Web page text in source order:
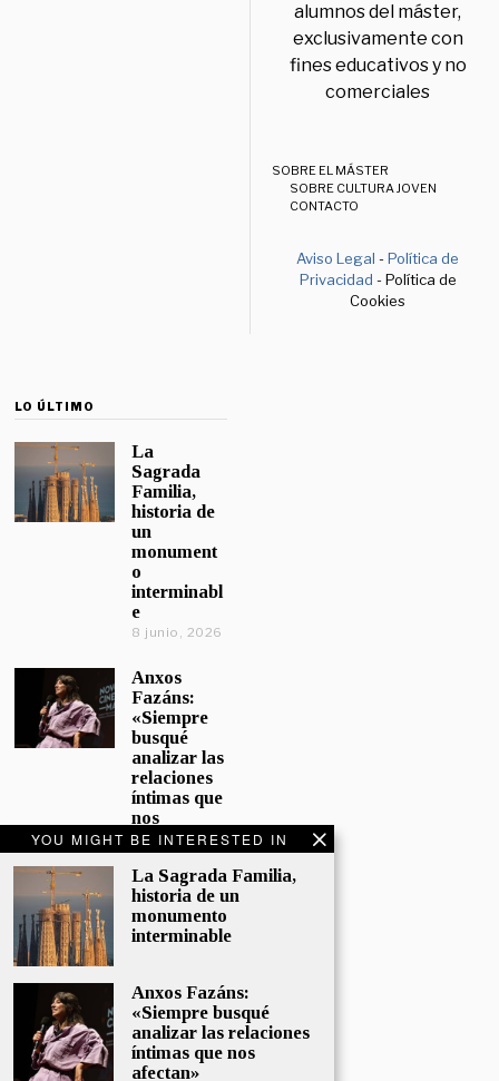
YOU MIGHT BE INTERESTED IN
La Sagrada Familia,
historia de un
monumento
interminable
Anxos Fazáns:
«Siempre busqué
analizar las relaciones
íntimas que nos
afectan»
alumnos del máster,
exclusivamente con
fines educativos y no
comerciales
SOBRE EL MÁSTER
SOBRE CULTURA JOVEN
CONTACTO
Aviso Legal -Política de
Privacidad - Política de
Cookies
LO ÚLTIMO
La
Sagrada
Familia,
historia de
un
monument
o
interminabl
e
8 junio, 2026
Anxos
Fazáns:
«Siempre
busqué
analizar las
relaciones
íntimas que
nos
afectan»
5 junio, 2026
El hijo de la
cómica, el
homenaje
Sacristán a
Fernán
Gómez
28 mayo,
2026